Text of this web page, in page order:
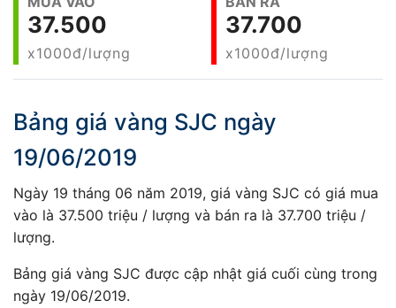
37.500
x1000đ/lượng
37.700
x1000đ/lượng
Bảng giá vàng SJC ngày
19/06/2019
Ngày 19 tháng 06 năm 2019, giá vàng SJC có giá mua
vào là 37.500 triệu / lượng và bán ra là 37.700 triệu /
lượng.
Bảng giá vàng SJC được cập nhật giá cuối cùng trong
ngày 19/06/2019.